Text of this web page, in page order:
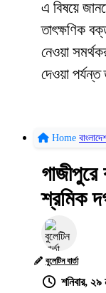
এ বিষয়ে
তাৎক্ষণিক
নেওয়া
দেওয়া
Home
শ্রমিক
বুলেটিন বার্তা
শনিবার,